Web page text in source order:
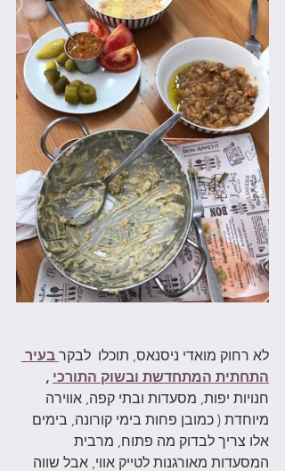
לא רחוק מואדי ניסנאס, תוכלו  לבקר בעיר
התחתית המתחדשת ובשוק התורכי ,
חנויות יפות, מסעדות ובתי קפה, אווירה
מיוחדת ( כמובן פחות בימי קורונה, בימים
אלו צריך לבדוק מה פתוח, מרבית
המסעדות מאורגנות לטייק אווי, אבל שווה